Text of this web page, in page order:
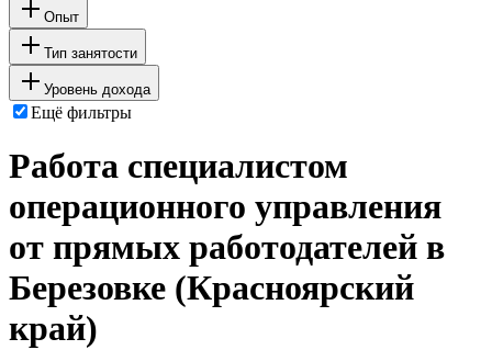
Опыт
Тип занятости
Уровень дохода
Ещё фильтры
Работа специалистом
операционного управления
от прямых работодателей в
Березовке (Красноярский
край)